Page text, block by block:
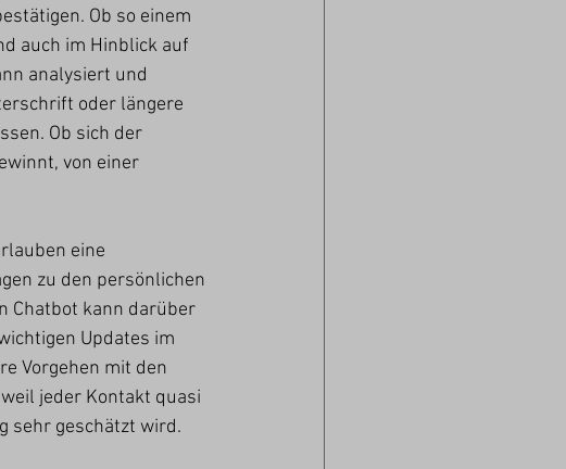
Ob so einem
auch im Hinblick auf
analysiert und
oder längere
Ob sich der
von einer
eine
zu den persönlichen
Chatbot kann darüber
Updates im
Vorgehen mit den
jeder Kontakt quasi
sehr geschätzt wird.